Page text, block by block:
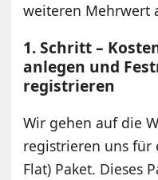
weiteren Mehrwert
1. Schritt –
anlegen und
registrieren
Wir gehen auf die
registrieren uns für
Flat) Paket. Dieses